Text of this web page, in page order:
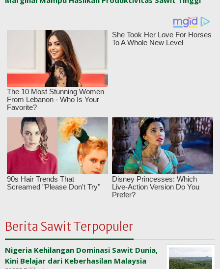
Berita Sawit Terpopuler
Nigeria Kehilangan Dominasi Sawit Dunia,
Kini Belajar dari Keberhasilan Malaysia